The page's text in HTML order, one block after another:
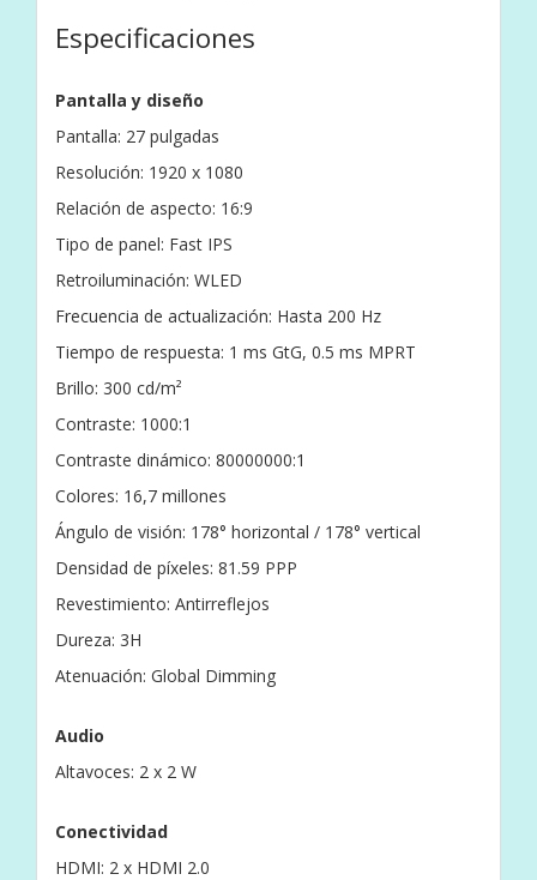
Especificaciones
Pantalla y diseño
Pantalla: 27 pulgadas
Resolución: 1920 x 1080
Relación de aspecto: 16:9
Tipo de panel: Fast IPS
Retroiluminación: WLED
Frecuencia de actualización: Hasta 200 Hz
Tiempo de respuesta: 1 ms GtG, 0.5 ms MPRT
Brillo: 300 cd/m²
Contraste: 1000:1
Contraste dinámico: 80000000:1
Colores: 16,7 millones
Ángulo de visión: 178° horizontal / 178° vertical
Densidad de píxeles: 81.59 PPP
Revestimiento: Antirreflejos
Dureza: 3H
Atenuación: Global Dimming
Audio
Altavoces: 2 x 2 W
Conectividad
HDMI: 2 x HDMI 2.0